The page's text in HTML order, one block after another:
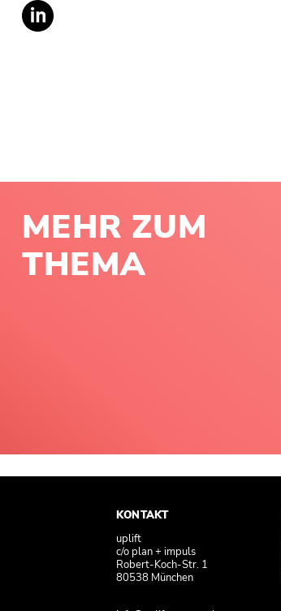
MEHR ZUM
THEMA
KONTAKT
uplift
c/o plan + impuls
Robert-Koch-Str. 1
80538 München